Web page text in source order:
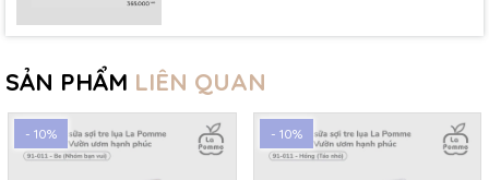
SẢN PHẨM LIÊN QUAN
- 10% - 10%